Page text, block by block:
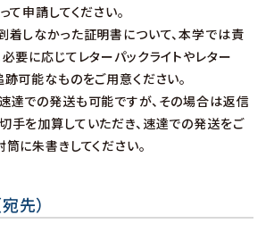
て申請してください。
しなかった証明書について、本学では責
要に応じてレターパックライトやレター
可能なものをご用意ください。
達での発送も可能ですが、その場合は返信
手を加算していただき、速達での発送をご
に朱書きしてください。
先）